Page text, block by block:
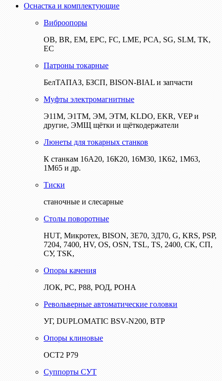
Оснастка и комплектующие
Виброопоры
ОВ, BR, EM, EPC, FC, LME, PCA, SG, SLM, TK,
EC
Патроны токарные
БелТАПАЗ, БЗСП, BISON-BIAL и запчасти
Муфты электромагнитные
Э11М, Э1ТМ, ЭМ, ЭТМ, KLDO, EKR, VEP и
другие, ЭМЩ щётки и щёткодержатели
Люнеты для токарных станков
К станкам 16А20, 16К20, 16М30, 1К62, 1М63,
1М65 и др.
Тиски
станочные и слесарные
Столы поворотные
HUT, Микротех, BISON, 3Е70, 3Д70, G, KRS, PSP,
7204, 7400, HV, OS, OSN, TSL, TS, 2400, СК, СП,
СУ, TSK,
Опоры качения
ЛОК, РС, Р88, РОД, РОНА
Револьверные автоматические головки
УГ, DUPLOMATIC BSV-N200, ВТР
Опоры клиновые
ОСТ2 Р79
Суппорты СУТ